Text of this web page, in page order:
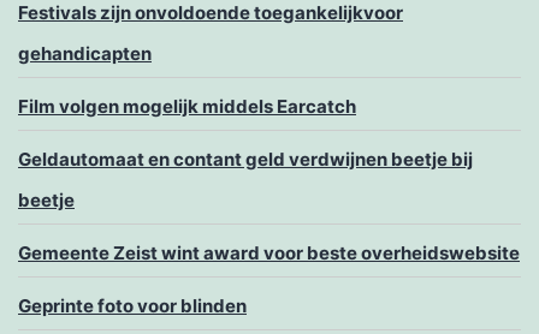
Festivals zijn onvoldoende toegankelijkvoor
gehandicapten
Film volgen mogelijk middels Earcatch
Geldautomaat en contant geld verdwijnen beetje bij
beetje
Gemeente Zeist wint award voor beste overheidswebsite
Geprinte foto voor blinden